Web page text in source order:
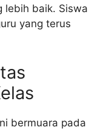
lebih baik. Siswa
yang terus
bermuara pada